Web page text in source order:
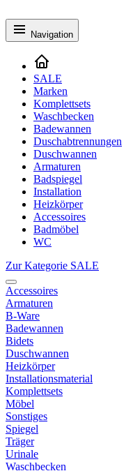
Navigation
SALE
Marken
Komplettsets
Waschbecken
Badewannen
Duschabtrennungen
Duschwannen
Armaturen
Badspiegel
Installation
Heizkörper
Accessoires
Badmöbel
WC
Zur Kategorie SALE
Accessoires
Armaturen
B-Ware
Badewannen
Bidets
Duschwannen
Heizkörper
Installationsmaterial
Komplettsets
Möbel
Sonstiges
Spiegel
Träger
Urinale
Waschbecken